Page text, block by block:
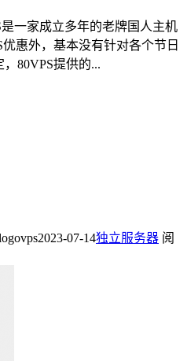
一家成立多年的老牌国人主机
惠外，基本没有针对各个节日
80VPS提供的...
2023-07-14独立服务器 阅